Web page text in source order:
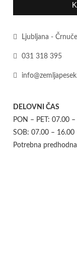
Ljubljana -
031 318 395
DELOVNI ČAS
PON – PET: 07.00
SOB: 07.00 – 16.00
Potrebna